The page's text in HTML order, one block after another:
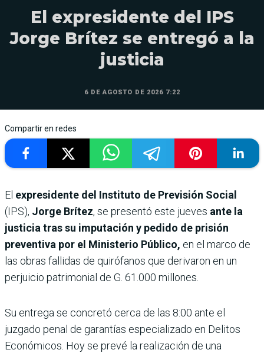
El expresidente del IPS
Jorge Brítez se entregó a la
justicia
6 DE AGOSTO DE 2026 7:22
Compartir en redes
El expresidente del Instituto de Previsión Social
(IPS), Jorge Brítez, se presentó este jueves ante la
justicia tras su imputación y pedido de prisión
preventiva por el Ministerio Público, en el marco de
las obras fallidas de quirófanos que derivaron en un
perjuicio patrimonial de G. 61.000 millones.
Su entrega se concretó cerca de las 8:00 ante el
juzgado penal de garantías especializado en Delitos
Económicos. Hoy se prevé la realización de una